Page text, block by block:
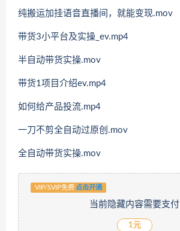
纯搬运加挂语音直播间，就能变现.mov
带货3小平台及实操_ev.mp4
半自动带货实操.mov
带货1项目介绍ev.mp4
如何给产品投流.mp4
一刀不剪全自动过原创.mov
全自动带货实操.mov
VIP/SVIP免费 点击开通
当前隐藏内容需要支付
1元